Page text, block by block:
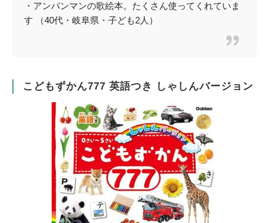
・アンパンマンの歌絵本。たくさん使ってくれていま
す （40代・岐阜県・子ども2人）
こどもずかん777 英語つき しゃしんバージョン